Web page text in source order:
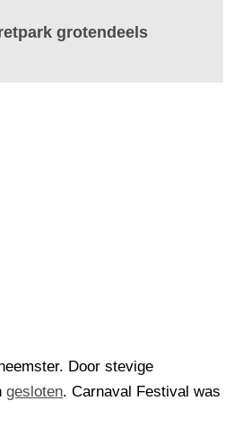
grotendeels
Door stevige
gesloten. Carnaval Festival was